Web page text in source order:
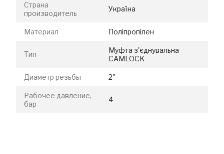
Страна
производитель
Україна
Материал Поліпропілен
Тип
Муфта з'єднувальна
CAMLOCK
Диаметр резьбы 2"
Рабочее давление,
бар
4